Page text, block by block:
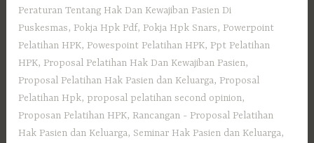
Peraturan Tentang Hak Dan Kewajiban Pasien Di
Puskesmas, Pokja Hpk Pdf, Pokja Hpk Snars, Powerpoint
Pelatihan HPK, Powespoint Pelatihan HPK, Ppt Pelatihan
HPK, Proposal Pelatihan Hak Dan Kewajiban Pasien,
Proposal Pelatihan Hak Pasien dan Keluarga, Proposal
Pelatihan Hpk, proposal pelatihan second opinion,
Proposan Pelatihan HPK, Rancangan - Proposal Pelatihan
Hak Pasien dan Keluarga, Seminar Hak Pasien dan Keluarga,